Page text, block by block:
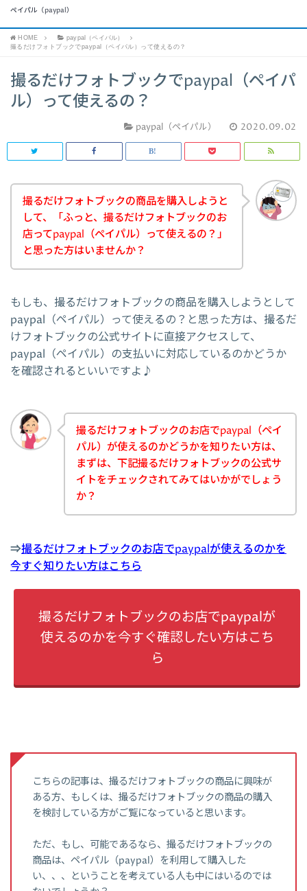
ペイパル（paypal）
HOME
paypal（ペイパル）
撮るだけフォトブックでpaypal（ペイパル）って使えるの？
撮るだけフォトブックでpaypal（ペイパ
ル）って使えるの？
paypal（ペイパル） 2020.09.02
撮るだけフォトブックの商品を購入しようと
して、「ふっと、撮るだけフォトブックのお
店ってpaypal（ペイパル）って使えるの？」
と思った方はいませんか？
もしも、撮るだけフォトブックの商品を購入しようとして
paypal（ペイパル）って使えるの？と思った方は、撮るだ
けフォトブックの公式サイトに直接アクセスして、
paypal（ペイパル）の支払いに対応しているのかどうか
を確認されるといいですよ♪
撮るだけフォトブックのお店でpaypal（ペイ
パル）が使えるのかどうかを知りたい方は、
まずは、下記撮るだけフォトブックの公式サ
イトをチェックされてみてはいかがでしょう
か？
⇒撮るだけフォトブックのお店でpaypalが使えるのかを
今すぐ知りたい方はこちら
撮るだけフォトブックのお店でpaypalが
使えるのかを今すぐ確認したい方はこち
ら
こちらの記事は、撮るだけフォトブックの商品に興味が
ある方、もしくは、撮るだけフォトブックの商品の購入
を検討している方がご覧になっていると思います。
ただ、もし、可能であるなら、撮るだけフォトブックの
商品は、ペイパル（paypal）を利用して購入した
い、、、ということを考えている人も中にはいるのでは